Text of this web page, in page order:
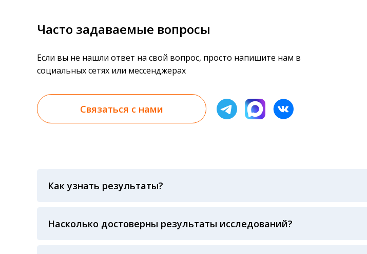
Часто задаваемые вопросы
Если вы не нашли ответ на свой вопрос, просто напишите нам в
социальных сетях или мессенджерах
Связаться с нами
Как узнать результаты?
анализов при предъявлении паспорта или чека об оплате
Насколько достоверны результаты исследований?
Гарантия качества лабораторных тестов обеспечивается соблюдением